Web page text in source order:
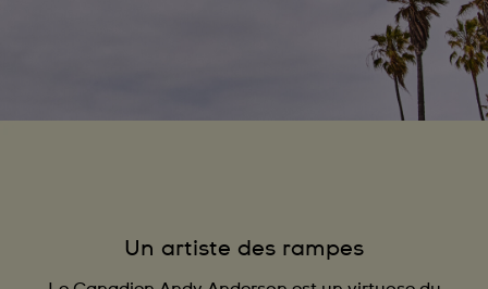
Un artiste des rampes